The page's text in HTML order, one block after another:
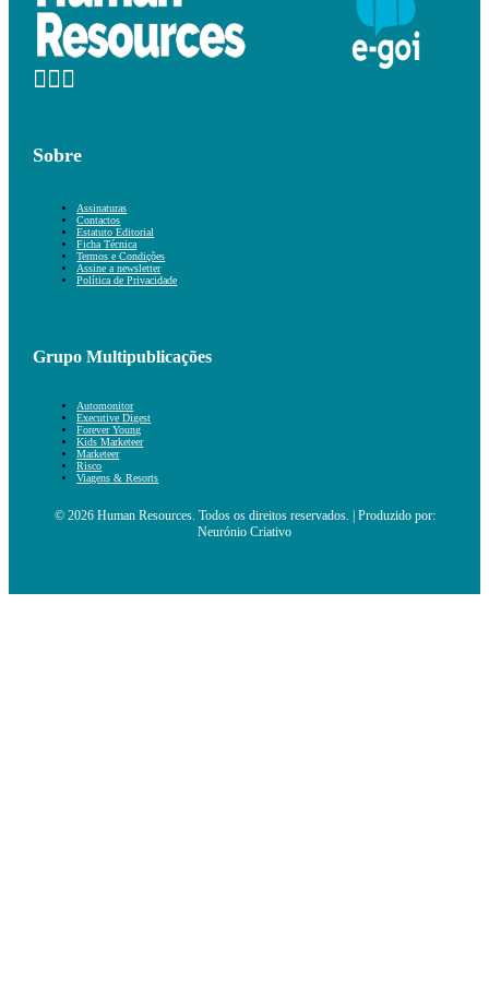
Sobre
Assinaturas
Contactos
Estatuto Editorial
Ficha Técnica
Termos e Condições
Assine a newsletter
Política de Privacidade
Grupo Multipublicações
Automonitor
Executive Digest
Forever Young
Kids Marketeer
Marketeer
Risco
Viagens & Resorts
© 2026 Human Resources. Todos os direitos reservados. | Produzido por:
Neurónio Criativo